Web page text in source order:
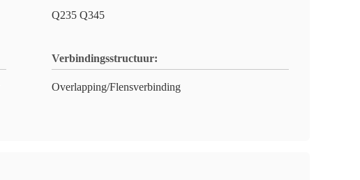
Q235 Q345
Verbindingsstructuur:
Overlapping/Flensverbinding